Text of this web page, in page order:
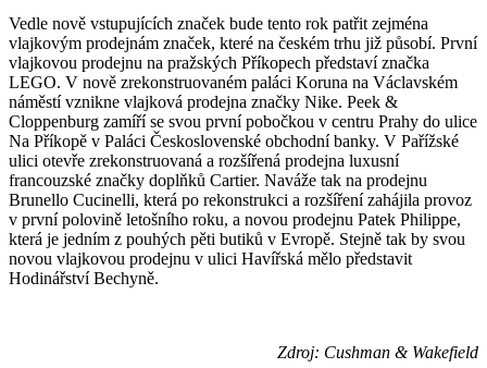
Vedle nově vstupujících značek bude tento rok patřit zejména
vlajkovým prodejnám značek, které na českém trhu již působí. První
vlajkovou prodejnu na pražských Příkopech představí značka
LEGO. V nově zrekonstruovaném paláci Koruna na Václavském
náměstí vznikne vlajková prodejna značky Nike. Peek &
Cloppenburg zamíří se svou první pobočkou v centru Prahy do ulice
Na Příkopě v Paláci Československé obchodní banky. V Pařížské
ulici otevře zrekonstruovaná a rozšířená prodejna luxusní
francouzské značky doplňků Cartier. Naváže tak na prodejnu
Brunello Cucinelli, která po rekonstrukci a rozšíření zahájila provoz
v první polovině letošního roku, a novou prodejnu Patek Philippe,
která je jedním z pouhých pěti butiků v Evropě. Stejně tak by svou
novou vlajkovou prodejnu v ulici Havířská mělo představit
Hodinářství Bechyně.
Zdroj: Cushman & Wakefield